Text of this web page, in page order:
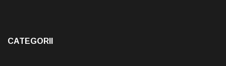
CATEGORII